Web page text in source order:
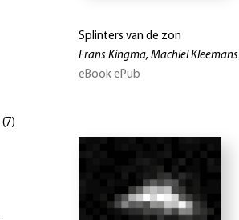
(7)
Splinters van de zon
Frans Kingma, Machiel Kleemans
eBook ePub